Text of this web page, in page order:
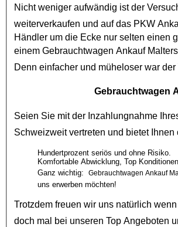
Nicht weniger aufwändig ist der
weiterverkaufen und auf das PKW
Händler um die Ecke nur selten einen
einem Gebrauchtwagen Ankauf Malters
Denn einfacher und müheloser war der
Gebrauchtwagen
Seien Sie mit der Inzahlungnahme
Hundertprozent seriös und ohne Risiko.
Komfortable Abwicklung, Top Konditionen
Ganz wichtig:
Gebrauchtwagen Ankauf
uns erwerben möchten!
Trotzdem freuen wir uns natürlich
doch mal bei unseren Top Angeboten